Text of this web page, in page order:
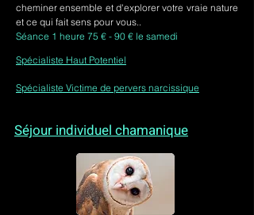
cheminer ensemble et d'explorer votre vraie nature
et ce qui fait sens pour vous..
Séance 1 heure 75 € - 90 € le samedi
Spécialiste Haut Potentiel
Spécialiste Victime de pervers narcissique
Séjour individuel chamanique